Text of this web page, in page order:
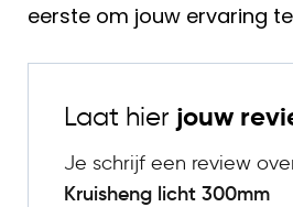
eerste om jouw ervaring
Laat hier jouw
Je schrijf een review
Kruisheng licht 300mm